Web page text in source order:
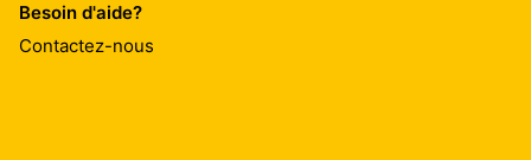
Besoin d'aide?
Contactez-nous